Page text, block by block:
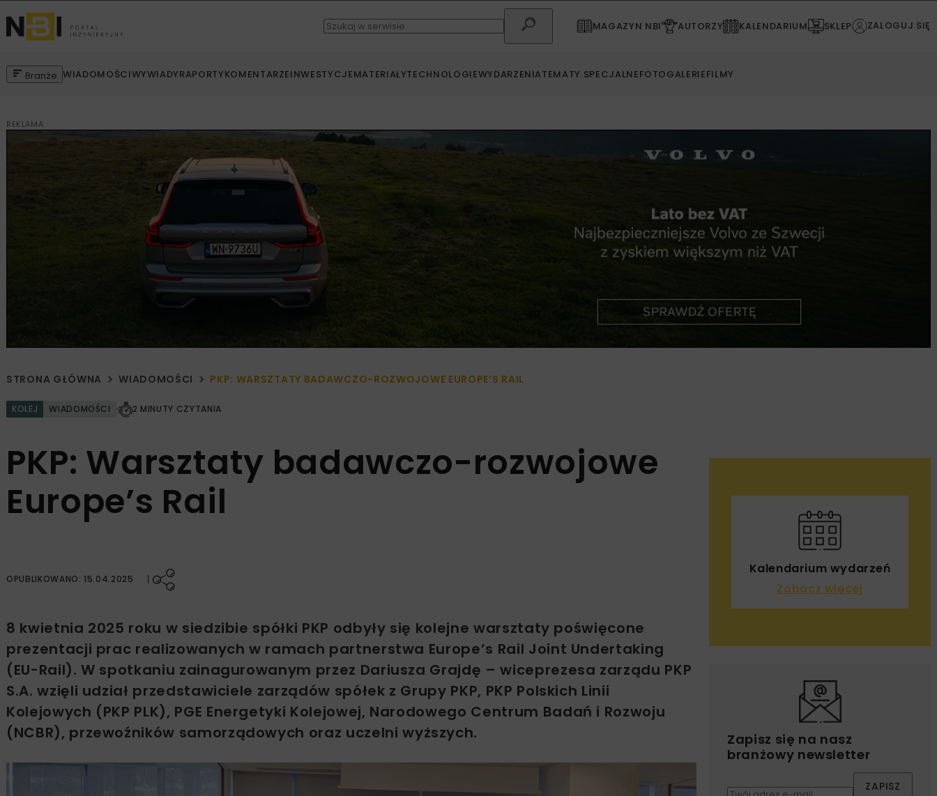
MAGAZYN NBI AUTORZY KALENDARIUM SKLEP ZALOGUJ SIĘ
Branże WIADOMOŚCIWYWIADYRAPORTYKOMENTARZEINWESTYCJEMATERIAŁYTECHNOLOGIEWYDARZENIATEMATY SPECJALNEFOTOGALERIEFILMY
REKLAMA
STRONA GŁÓWNA WIADOMOŚCI PKP: WARSZTATY BADAWCZO-ROZWOJOWE EUROPE’S RAIL
KOLEJ WIADOMOŚCI 2 MINUTY CZYTANIA
PKP: Warsztaty badawczo-rozwojowe
Europe’s Rail
OPUBLIKOWANO: 15.04.2025
8 kwietnia 2025 roku w siedzibie spółki PKP odbyły się kolejne warsztaty poświęcone
prezentacji prac realizowanych w ramach partnerstwa Europe’s Rail Joint Undertaking
(EU-Rail). W spotkaniu zainagurowanym przez Dariusza Grajdę – wiceprezesa zarządu PKP
S.A. wzięli udział przedstawiciele zarządów spółek z Grupy PKP, PKP Polskich Linii
Kolejowych (PKP PLK), PGE Energetyki Kolejowej, Narodowego Centrum Badań i Rozwoju
(NCBR), przewoźników samorządowych oraz uczelni wyższych.
Kalendarium wydarzeń
Zobacz więcej
Zapisz się na nasz
branżowy newsletter
ZAPISZ